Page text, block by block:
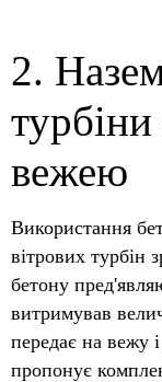
2.
вежею
Використання
вітрових турбін
бетону
витримував
передає на вежу
пропонує